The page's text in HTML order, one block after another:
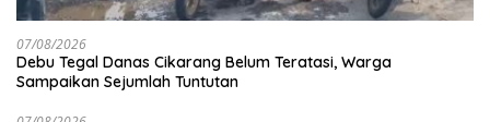
07/08/2026
Debu Tegal Danas Cikarang Belum Teratasi, Warga
Sampaikan Sejumlah Tuntutan